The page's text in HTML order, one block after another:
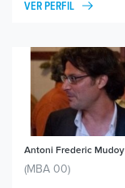
VER PERFIL
Antoni Frederic Mudoy
(MBA 00)